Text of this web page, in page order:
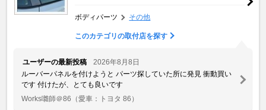
ボディパーツ その他
このカテゴリの取付店を探す
ユーザーの最新投稿
2026年8月8日
ルーバーパネルを付けようと パーツ探していた所に発見 衝動買い
です 付けたが、とても良いです
Works囃師＠86 （愛車：トヨタ 86）